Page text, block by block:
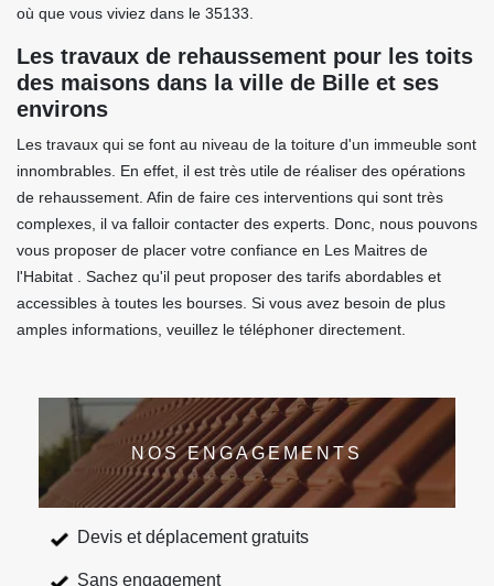
où que vous viviez dans le 35133.
Les travaux de rehaussement pour les toits
des maisons dans la ville de Bille et ses
environs
Les travaux qui se font au niveau de la toiture d'un immeuble sont
innombrables. En effet, il est très utile de réaliser des opérations
de rehaussement. Afin de faire ces interventions qui sont très
complexes, il va falloir contacter des experts. Donc, nous pouvons
vous proposer de placer votre confiance en Les Maitres de
l'Habitat . Sachez qu'il peut proposer des tarifs abordables et
accessibles à toutes les bourses. Si vous avez besoin de plus
amples informations, veuillez le téléphoner directement.
NOS ENGAGEMENTS
Devis et déplacement gratuits
Sans engagement